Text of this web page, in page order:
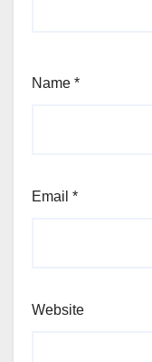
Name *
Email *
Website